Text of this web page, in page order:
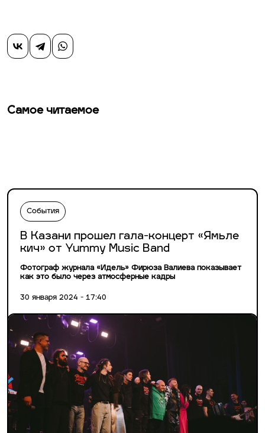
Самое читаемое
События
В Казани прошел гала-концерт «Ямьле
кич» от Yummy Music Band
Фотограф журнала «Идель» Фирюза Валиева показывает
как это было через атмосферные кадры
30 января 2024 - 17:40